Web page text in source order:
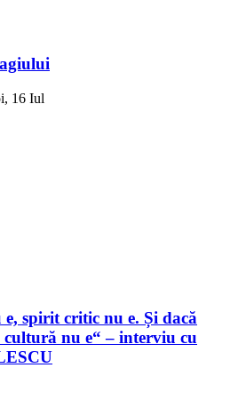
16 Iul
e, spirit critic nu e. Și dacă
nu e“ – interviu cu